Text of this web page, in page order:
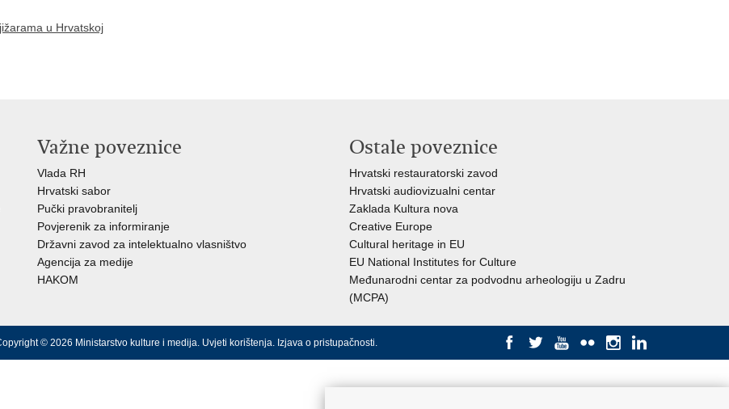
u Hrvatskoj
Važne poveznice
Vlada RH
Hrvatski sabor
Pučki pravobranitelj
Povjerenik za informiranje
Državni zavod za intelektualno vlasništvo
Agencija za medije
HAKOM
Ostale poveznice
Hrvatski restauratorski zavod
Hrvatski audiovizualni centar
Zaklada Kultura nova
Creative Europe
Cultural heritage in EU
EU National Institutes for Culture
Međunarodni centar za podvodnu arheologiju u Zadru
(MCPA)
© 2026 Ministarstvo kulture i medija. Uvjeti korištenja. Izjava o pristupačnosti.